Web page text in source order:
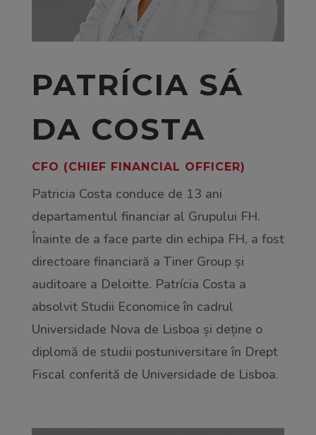
PATRÍCIA SÁ
DA COSTA
CFO (CHIEF FINANCIAL OFFICER)
Patricia Costa conduce de 13 ani
departamentul financiar al Grupului FH.
Înainte de a face parte din echipa FH, a fost
directoare financiară a Tiner Group și
auditoare a Deloitte. Patrícia Costa a
absolvit Studii Economice în cadrul
Universidade Nova de Lisboa și deține o
diplomă de studii postuniversitare în Drept
Fiscal conferită de Universidade de Lisboa.